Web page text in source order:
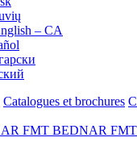
– CA
Catalogues et brochures
BEDNAR FMT